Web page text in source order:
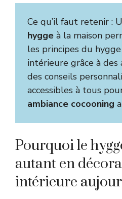
Ce qu’il faut retenir :
hygge à la maison
les principes du
intérieure grâce à des
des conseils
accessibles à tous
ambiance cocooning
Pourquoi le
autant en
intérieure